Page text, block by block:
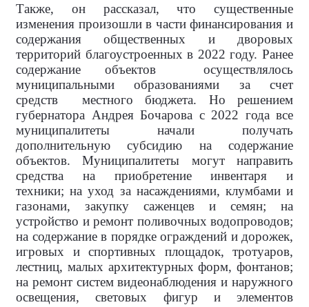
Также, он рассказал, что существенные
изменения произошли в части финансирования и
содержания общественных
и дворовых
территорий благоустроенных в 2022 году. Ранее
содержание объектов
осуществлялось
муниципальными образованиями за счет
средств
местного бюджета. Но решением
губернатора Андрея Бочарова с 2022 года все
муниципалитеты начали получать
дополнительную субсидию на содержание
объектов. Муниципалитеты могут направить
средства на приобретение инвентаря и
техники; на уход за насаждениями, клумбами и
газонами, закупку саженцев и семян; на
устройство и ремонт поливочных водопроводов;
на содержание в порядке ограждений и дорожек,
игровых и спортивных площадок, тротуаров,
лестниц, малых архитектурных форм, фонтанов;
на ремонт систем видеонаблюдения и наружного
освещения, световых фигур
и элементов